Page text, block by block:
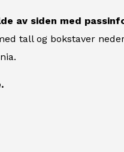
av siden med
tall og bokstaver